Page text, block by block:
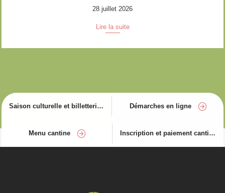
28 juillet 2026
Lire la suite
Saison culturelle et billetterie Démarches en ligne
Menu cantine Inscription et paiement cantine